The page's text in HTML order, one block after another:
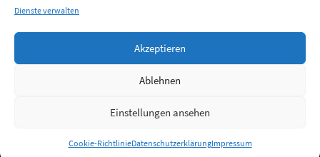
Dienste verwalten
Akzeptieren
Ablehnen
Einstellungen ansehen
Cookie-RichtlinieDatenschutzerklärungImpressum
Anmelden
Jobs Partner FAQ Quellen